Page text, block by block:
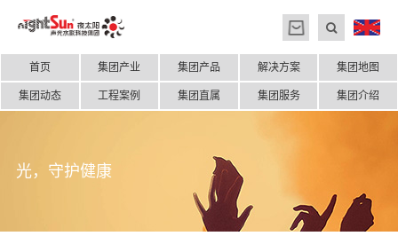
首页 集团产业 集团产品 解决方案 集团地图
集团动态 工程案例 集团直属 集团服务 集团介绍
光，守护健康